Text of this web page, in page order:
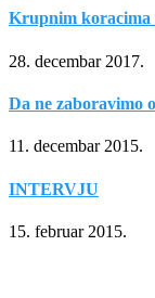
Krupnim
28. decembar 2017.
Da ne zaboravimo
11. decembar 2015.
INTERVJU
15. februar 2015.